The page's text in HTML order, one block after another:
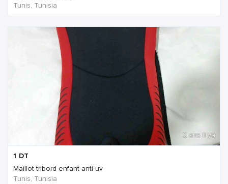
Tunis, Tunisia
2 ans Il ya
1 DT
Maillot tribord enfant anti uv
Tunis, Tunisia